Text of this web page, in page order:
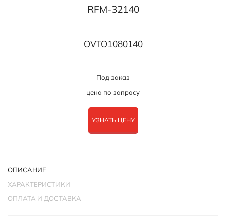
RFM-32140
OVTO1080140
Под заказ
цена по запросу
УЗНАТЬ ЦЕНУ
ОПИСАНИЕ
ХАРАКТЕРИСТИКИ
ОПЛАТА И ДОСТАВКА